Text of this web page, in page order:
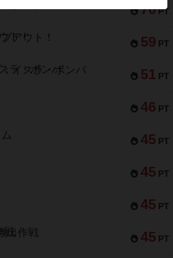
70 PT
59 PT
アウト！
51 PT
イスラ・ボンバ
46 PT
45 PT
45 PT
45 PT
45 PT
出作戦